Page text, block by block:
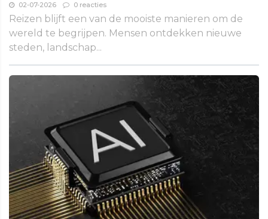
02-07-2026 0 reacties
Reizen blijft een van de mooiste manieren om de
wereld te begrijpen. Mensen ontdekken nieuwe
steden, landschap...